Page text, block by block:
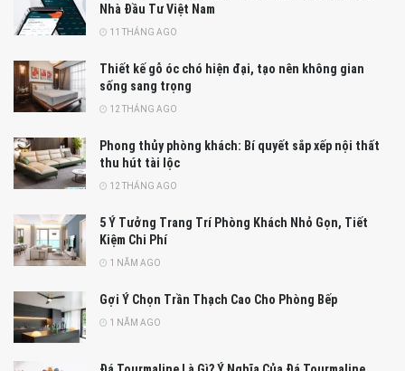
Nhà Đầu Tư Việt Nam
11 THÁNG AGO
Thiết kế gỗ óc chó hiện đại, tạo nên không gian
sống sang trọng
12 THÁNG AGO
Phong thủy phòng khách: Bí quyết sắp xếp nội thất
thu hút tài lộc
12 THÁNG AGO
5 Ý Tưởng Trang Trí Phòng Khách Nhỏ Gọn, Tiết
Kiệm Chi Phí
1 NĂM AGO
Gợi Ý Chọn Trần Thạch Cao Cho Phòng Bếp
1 NĂM AGO